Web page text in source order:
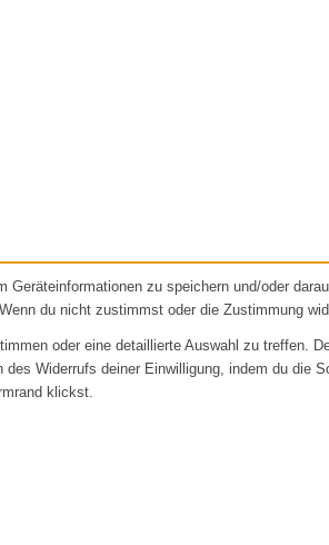
Geräteinformationen zu speichern und/oder
du nicht zustimmst oder die Zustimmung
oder eine detaillierte Auswahl zu treffen.
Widerrufs deiner Einwilligung, indem du die
klickst.